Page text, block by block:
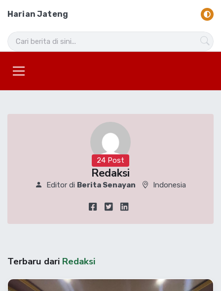
Harian Jateng
24 Post
Redaksi
Editor di Berita Senayan Indonesia
Terbaru dari Redaksi